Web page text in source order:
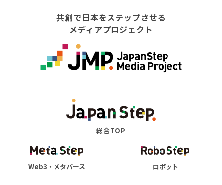
共創で日本をステップさせる
メディアプロジェクト
総合TOP
Web3・メタバース ロボット